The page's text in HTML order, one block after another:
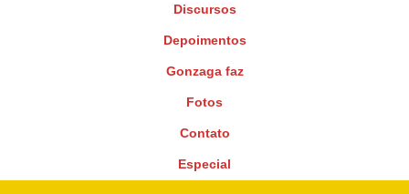
Discursos
Depoimentos
Gonzaga faz
Fotos
Contato
Especial